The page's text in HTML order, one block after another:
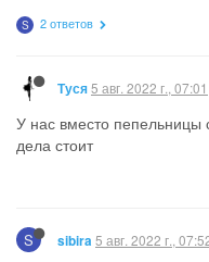
S 2 ответов
Туся5 авг. 2022 г., 07:01
У нас вместо пепельницы
дела стоит
S sibira 5 авг. 2022 г.,